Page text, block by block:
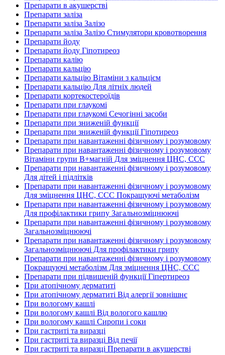
Препарати в акушерстві
Препарати заліза
Препарати заліза Залізо
Препарати заліза Залізо Стимулятори кровотворення
Препарати йоду
Препарати йоду Гіпотиреоз
Препарати калію
Препарати кальцію
Препарати кальцію Вітаміни з кальцієм
Препарати кальцію Для літніх людей
Препарати кортекостероїдів
Препарати при глаукомі
Препарати при глаукомі Сечогінні засоби
Препарати при зниженій функції
Препарати при зниженій функції Гіпотиреоз
Препарати при навантаженні фізичному і розумовому
Препарати при навантаженні фізичному і розумовому
Вітаміни групи В+магній Для зміцнення ЦНС, ССС
Препарати при навантаженні фізичному і розумовому
Для дітей і підлітків
Препарати при навантаженні фізичному і розумовому
Для зміцнення ЦНС, ССС Покращуючі метаболізм
Препарати при навантаженні фізичному і розумовому
Для профілактики грипу Загальнозміцнюючі
Препарати при навантаженні фізичному і розумовому
Загальнозміцнюючі
Препарати при навантаженні фізичному і розумовому
Загальнозміцнюючі Для профілактики грипу
Препарати при навантаженні фізичному і розумовому
Покращуючі метаболізм Для зміцнення ЦНС, ССС
Препарати при підвищеній функції Гіпертиреоз
При атопічному дерматиті
При атопічному дерматиті Від алергії зовнішнє
При вологому кашлі
При вологому кашлі Від вологого кашлю
При вологому кашлі Сиропи і соки
При гастриті та виразці
При гастриті та виразці Від печії
При гастриті та виразці Препарати в акушерстві